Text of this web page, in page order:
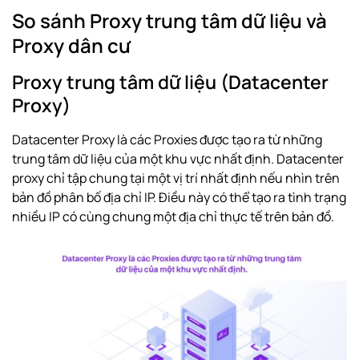
So sánh Proxy trung tâm dữ liệu và
Proxy dân cư
Proxy trung tâm dữ liệu (Datacenter
Proxy)
Datacenter Proxy là các Proxies được tạo ra từ những
trung tâm dữ liệu của một khu vực nhất định. Datacenter
proxy chỉ tập chung tại một vị trí nhất định nếu nhìn trên
bản đồ phân bố địa chỉ IP. Điều này có thể tạo ra tình trạng
nhiều IP có cùng chung một địa chỉ thực tế trên bản đồ.